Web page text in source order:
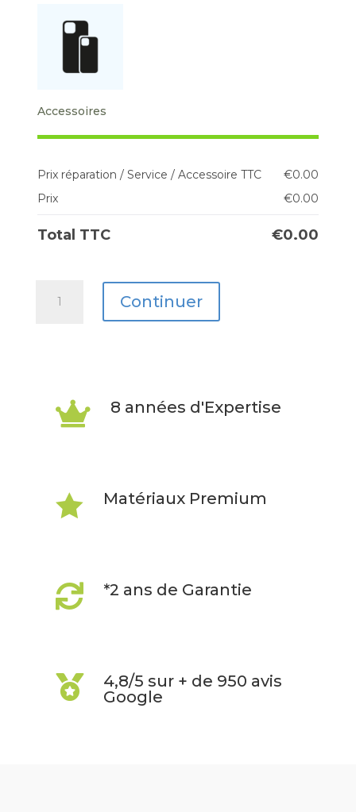
Accessoires
Prix réparation / Service / Accessoire TTC €0.00
Prix
€0.00
Total TTC €0.00
Lite
Continuer
 8 années d'Expertise
 Matériaux Premium
 *2 ans de Garantie

4,8/5 sur + de 950 avis
Google